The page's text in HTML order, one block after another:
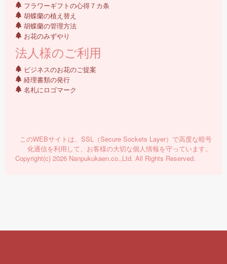
フラワーギフトの心得７カ条
胡蝶蘭の植え替え
胡蝶蘭の管理方法
お花のみずやり
法人様のご利用
ビジネスのお花のご提案
経理書類の発行
名札にロゴマーク
このWEBサイトは、SSL（Secure Sockets Layer）で高度な暗号
化通信を利用して、お客様の大切な個人情報を守っています。
Copyright(c) 2026 Nanpukukaen.co.,Ltd. All Rights Reserved.